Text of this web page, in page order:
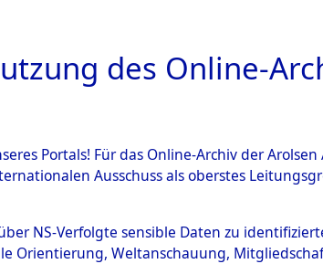
BESTANDSBESCHREIBUNG ARCHIVALE
(108020503)
des Online-
Portals! Für das Online-Archiv der
Ausschuss als oberstes
NS-Verfolgte sensible Daten zu
Orientierung, Weltanschauung,